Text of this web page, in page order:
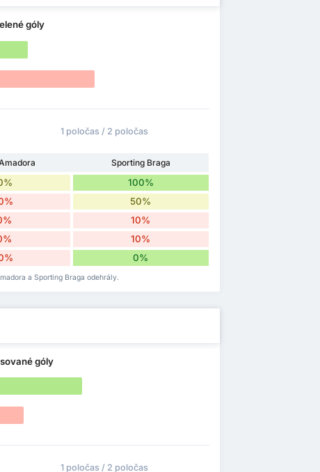
góly
1 poločas / 2 poločas
Sporting Braga
100%
50%
10%
10%
0%
a Sporting Braga odehrály.
góly
1 poločas / 2 poločas